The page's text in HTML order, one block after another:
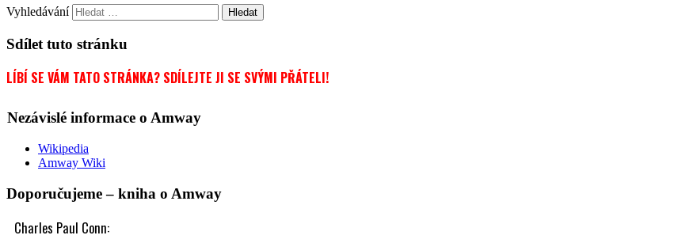
Vyhledávání
Sdílet tuto stránku
LÍBÍ SE VÁM TATO STRÁNKA? SDÍLEJTE JI SE SVÝMI PŘÁTELI!
Nezávislé informace o Amway
Wikipedia
Amway Wiki
Doporučujeme – kniha o Amway
Charles Paul Conn: